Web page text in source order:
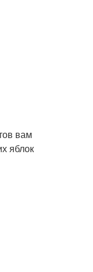
вам
яблок